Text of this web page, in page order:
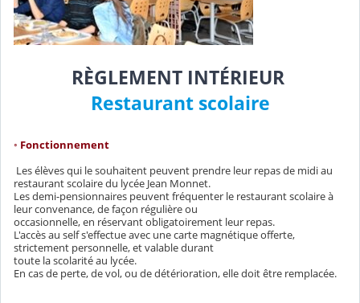
RÈGLEMENT INTÉRIEUR
Restaurant scolaire
◦ Fonctionnement
Les élèves qui le souhaitent peuvent prendre leur repas de midi au
restaurant scolaire du lycée Jean Monnet.
Les demi-pensionnaires peuvent fréquenter le restaurant scolaire à
leur convenance, de façon régulière ou
occasionnelle, en réservant obligatoirement leur repas.
L'accès au self s'effectue avec une carte magnétique offerte,
strictement personnelle, et valable durant
toute la scolarité au lycée.
En cas de perte, de vol, ou de détérioration, elle doit être remplacée.